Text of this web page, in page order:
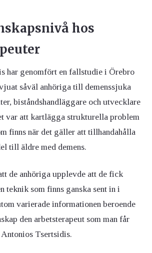
hos
har genomfört en fallstudie i Örebro
såväl anhöriga till demenssjuka
biståndshandläggare och utvecklare
var att kartlägga strukturella problem
finns när det gäller att tillhandahålla
till äldre med demens.
de anhöriga upplevde att de fick
teknik som finns ganska sent in i
varierade informationen beroende
den arbetsterapeut som man får
Tsertsidis.